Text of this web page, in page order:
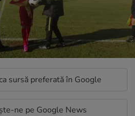
sursă preferată în Google
ne pe Google News